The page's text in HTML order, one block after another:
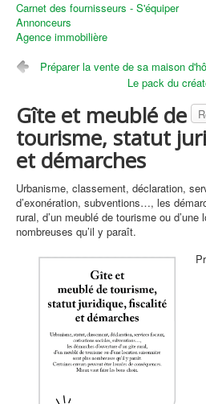
Carnet des fournisseurs - S'équiper
Annonceurs
Agence immobilière
Préparer la vente de sa maison
Le pack du
Gîte et meublé de
tourisme, statut
et démarches
Urbanisme, classement, déclaration,
d’exonération, subventions…, les
rural, d’un meublé de tourisme ou
nombreuses qu’il y paraît.